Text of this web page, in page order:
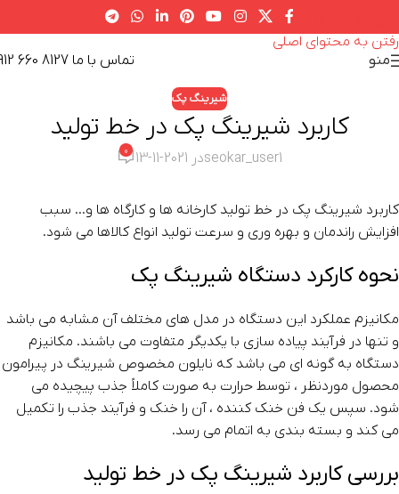
رفتن به محتوای اصلی
منو
تماس با ما 8127 660 0912
شیرینگ پک
کاربرد شیرینگ پک در خط تولید
seokar_user1در 2021-11-13 0
کاربرد شیرینگ پک در خط تولید کارخانه ها و کارگاه ها و… سبب
افزایش راندمان و بهره وری و سرعت تولید انواع کالاها می شود.
نحوه کارکرد دستگاه شیرینگ پک
مکانیزم عملکرد این دستگاه در مدل های مختلف آن مشابه می باشد
و تنها در فرآیند پیاده سازی با یکدیگر متفاوت می باشند. مکانیزم
دستگاه به گونه ای می باشد که نایلون مخصوص شیرینگ در پیرامون
محصول موردنظر ، توسط حرارت به صورت کاملاً جذب پیچیده می
شود. سپس یک فن خنک کننده ، آن را خنک و فرآیند جذب را تکمیل
می کند و بسته بندی به اتمام می رسد.
بررسی کاربرد شیرینگ پک در خط تولید